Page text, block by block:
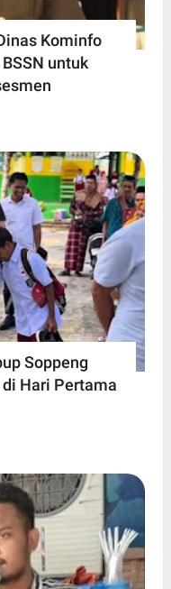
Kominfo
untuk
Soppeng
Hari Pertama